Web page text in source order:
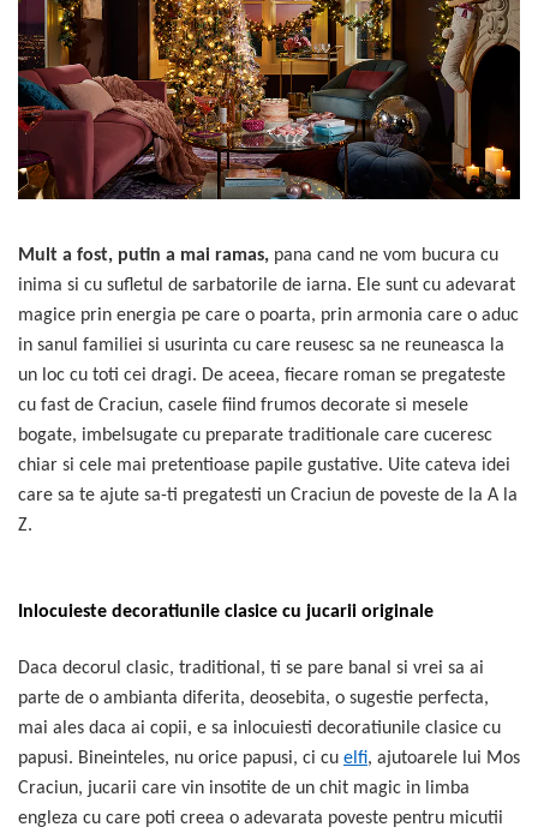
Imbracaminte
Produse pentru casa
Accesorii
Idei pentru casa
Prosoape bucatarie
Mult a fost, putin a mai ramas, pana cand ne vom bucura cu
inima si cu sufletul de sarbatorile de iarna. Ele sunt cu adevarat
magice prin energia pe care o poarta, prin armonia care o aduc
in sanul familiei si usurinta cu care reusesc sa ne reuneasca la
un loc cu toti cei dragi. De aceea, fiecare roman se pregateste
cu fast de Craciun, casele fiind frumos decorate si mesele
bogate, imbelsugate cu preparate traditionale care cuceresc
chiar si cele mai pretentioase papile gustative. Uite cateva idei
care sa te ajute sa-ti pregatesti un Craciun de poveste de la A la
Z.
Inlocuieste decoratiunile clasice cu jucarii originale
Daca decorul clasic, traditional, ti se pare banal si vrei sa ai
parte de o ambianta diferita, deosebita, o sugestie perfecta,
mai ales daca ai copii, e sa inlocuiesti decoratiunile clasice cu
papusi. Bineinteles, nu orice papusi, ci cu elfi, ajutoarele lui Mos
Craciun, jucarii care vin insotite de un chit magic in limba
engleza cu care poti creea o adevarata poveste pentru micutii